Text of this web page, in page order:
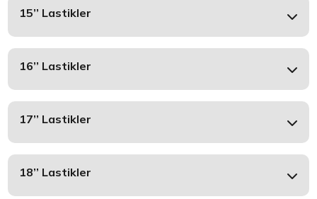
15’’ Lastikler
16’’ Lastikler
17’’ Lastikler
18’’ Lastikler